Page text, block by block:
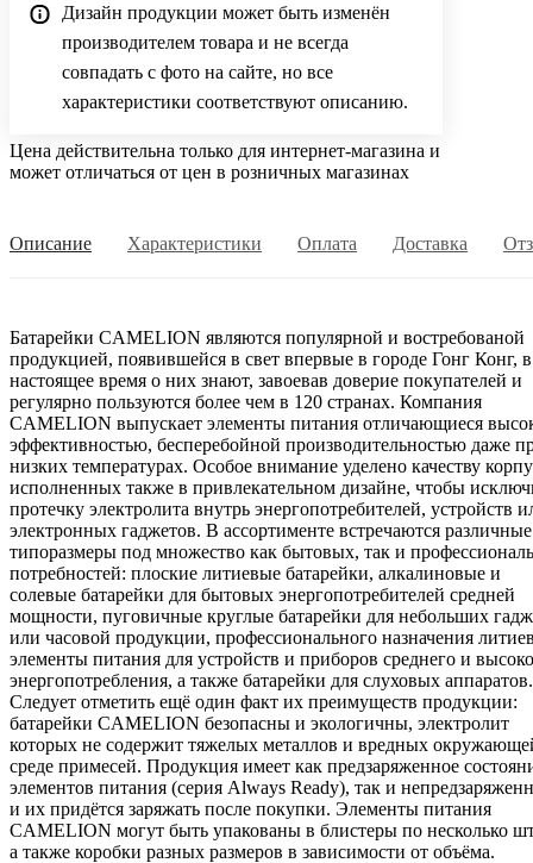
Дизайн продукции может быть изменён
производителем товара и не всегда
совпадать с фото на сайте, но все
характеристики соответствуют описанию.
Цена действительна только для интернет-магазина и
может отличаться от цен в розничных магазинах
Описание Характеристики Оплата Доставка
Батарейки CAMELION являются популярной и востребованой
продукцией, появившейся в свет впервые в городе Гонг Конг, в
настоящее время о них знают, завоевав доверие покупателей и
регулярно пользуются более чем в 120 странах. Компания
CAMELION выпускает элементы питания отличающиеся
эффективностью, бесперебойной производительностью даже
низких температурах. Особое внимание уделено качеству
исполненных также в привлекательном дизайне, чтобы
протечку электролита внутрь энергопотребителей, устройств
электронных гаджетов. В ассортименте встречаются различные
типоразмеры под множество как бытовых, так и
потребностей: плоские литиевые батарейки, алкалиновые и
солевые батарейки для бытовых энергопотребителей средней
мощности, пуговичные круглые батарейки для небольших
или часовой продукции, профессионального назначения
элементы питания для устройств и приборов среднего и
энергопотребления, а также батарейки для слуховых аппаратов.
Следует отметить ещё один факт их преимуществ продукции:
батарейки CAMELION безопасны и экологичны, электролит
которых не содержит тяжелых металлов и вредных
среде примесей. Продукция имеет как предзаряженное
элементов питания (серия Always Ready), так и
и их придётся заряжать после покупки. Элементы питания
CAMELION могут быть упакованы в блистеры по несколько
а также коробки разных размеров в зависимости от объёма.